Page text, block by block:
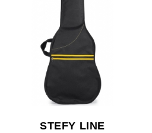
STEFY LINE